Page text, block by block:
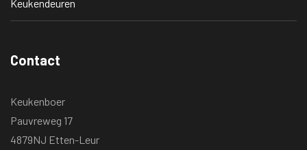
Keukendeuren
Contact
Keukenboer
Pauvreweg 17
4879NJ Etten-Leur